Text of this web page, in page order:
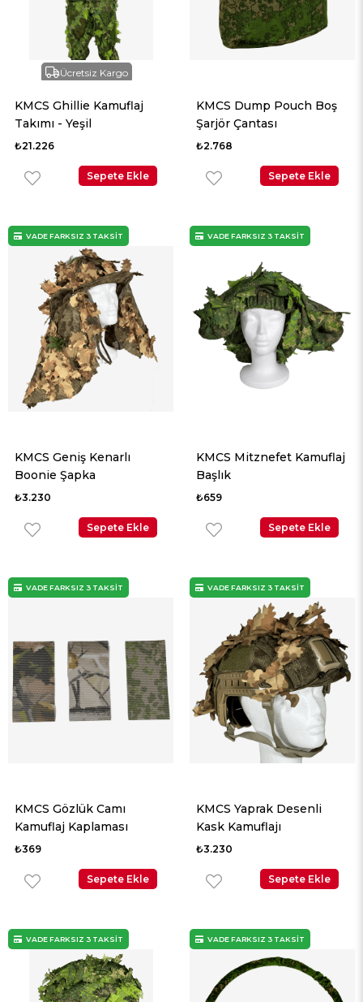
Ücretsiz Kargo
KMCS Ghillie Kamuflaj
Takımı - Yeşil
₺21.226
Sepete Ekle
KMCS Dump Pouch Boş
Şarjör Çantası
₺2.768
Sepete Ekle
KMCS Geniş Kenarlı
Boonie Şapka
₺3.230
Sepete Ekle
VADE FARKSIZ 3 TAKSİT
KMCS Mitznefet Kamuflaj
Başlık
₺659
Sepete Ekle
VADE FARKSIZ 3 TAKSİT
KMCS Gözlük Camı
Kamuflaj Kaplaması
₺369
Sepete Ekle
VADE FARKSIZ 3 TAKSİT
KMCS Yaprak Desenli
Kask Kamuflajı
₺3.230
Sepete Ekle
VADE FARKSIZ 3 TAKSİT
VADE FARKSIZ 3 TAKSİT VADE FARKSIZ 3 TAKSİT